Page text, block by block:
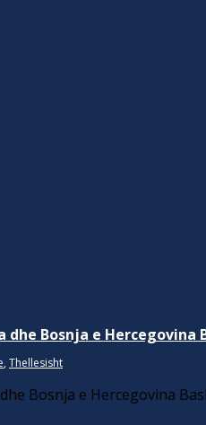
dhe Bosnja e
, Thellesisht
Bosnja e Hercegovina